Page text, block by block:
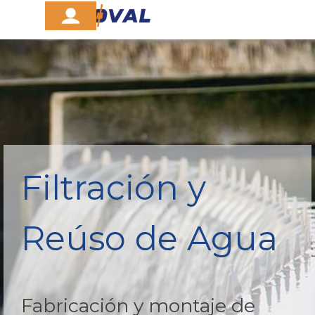
Vaya al ContenidoSaltar menú
Filtración y
Reúso de Agua
Fabricación y montaje de